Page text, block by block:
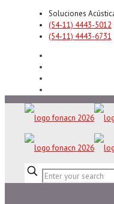
Soluciones
(54-11) 4443-5012
(54-11) 4443-6731